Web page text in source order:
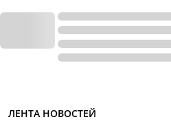
ЛЕНТА НОВОСТЕЙ